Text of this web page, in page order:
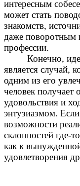
интересным
может стать
знакомств,
даже поворотным
профессии.
Конечно,
является случай,
одним из его
человек получает
удовольствия и
энтузиазмом.
возможности
склонностей где-
как к
удовлетворения